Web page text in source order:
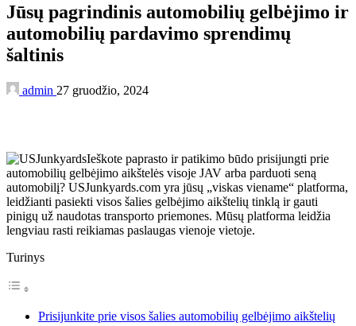
Jūsų pagrindinis automobilių gelbėjimo ir
automobilių pardavimo sprendimų
šaltinis
admin 27 gruodžio, 2024
Ieškote paprasto ir patikimo būdo prisijungti prie
automobilių gelbėjimo aikštelės visoje JAV arba parduoti seną
automobilį? USJunkyards.com yra jūsų „viskas viename“ platforma,
leidžianti pasiekti visos šalies gelbėjimo aikštelių tinklą ir gauti
pinigų už naudotas transporto priemones. Mūsų platforma leidžia
lengviau rasti reikiamas paslaugas vienoje vietoje.
Turinys
Prisijunkite prie visos šalies automobilių gelbėjimo aikštelių